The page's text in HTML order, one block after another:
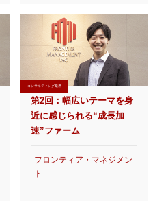
コンサルティング業界
第2回：幅広いテーマを身
近に感じられる“成長加
速”ファーム
フロンティア・マネジメン
ト